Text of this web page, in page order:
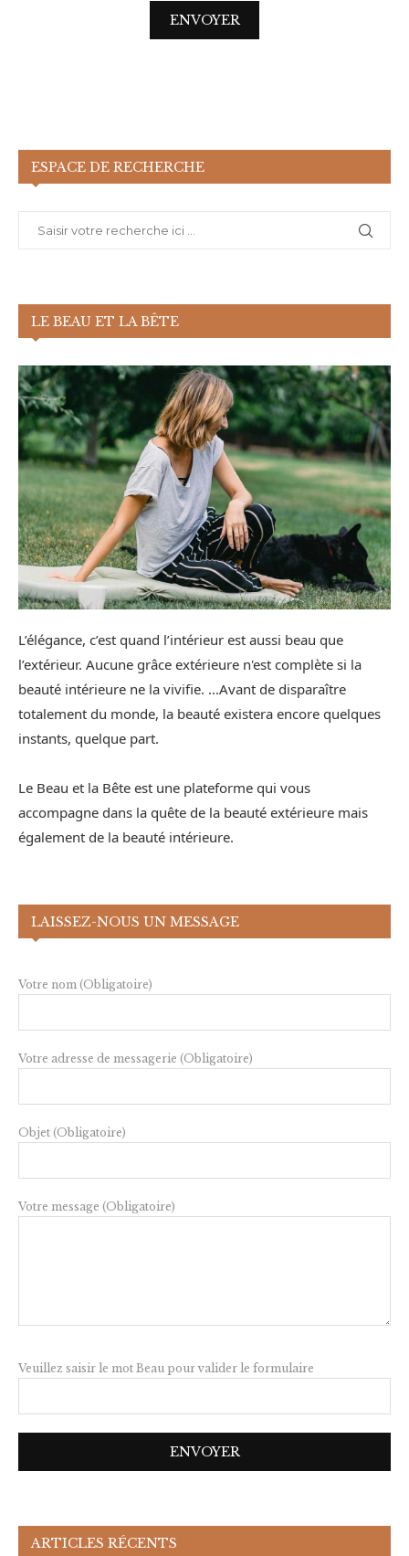
ESPACE DE RECHERCHE
LE BEAU ET LA BÊTE
L’élégance, c’est quand l’intérieur est aussi beau que
l’extérieur. Aucune grâce extérieure n'est complète si la
beauté intérieure ne la vivifie. ...Avant de disparaître
totalement du monde, la beauté existera encore quelques
instants, quelque part.
Le Beau et la Bête est une plateforme qui vous
accompagne dans la quête de la beauté extérieure mais
également de la beauté intérieure.
LAISSEZ-NOUS UN MESSAGE
Votre nom (Obligatoire)
Votre adresse de messagerie (Obligatoire)
Objet (Obligatoire)
Votre message (Obligatoire)
Veuillez saisir le mot Beau pour valider le formulaire
ARTICLES RÉCENTS
Exosomes et peau : Découvrez leurs